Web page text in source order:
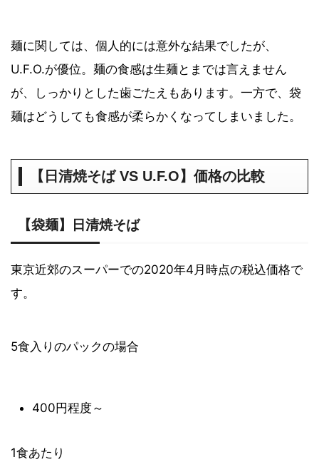
麺に関しては、個人的には意外な結果でしたが、
U.F.O.が優位。麺の食感は生麺とまでは言えません
が、しっかりとした歯ごたえもあります。一方で、袋
麺はどうしても食感が柔らかくなってしまいました。
【日清焼そば VS U.F.O】価格の比較
【袋麺】日清焼そば
東京近郊のスーパーでの2020年4月時点の税込価格で
す。
5食入りのパックの場合
400円程度～
1食あたり